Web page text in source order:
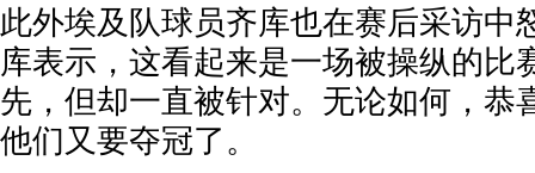
此外埃及队球员齐库也在赛后采访中
库表示，这看起来是一场被操纵的比
先，但却一直被针对。无论如何，恭
他们又要夺冠了。